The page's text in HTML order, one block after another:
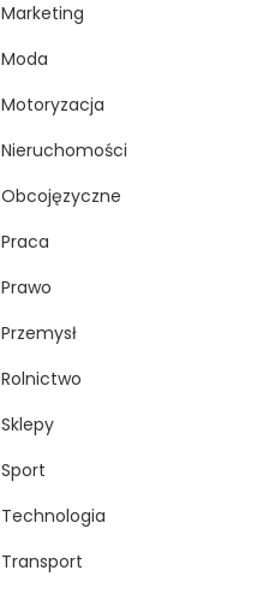
Marketing
Moda
Motoryzacja
Nieruchomości
Obcojęzyczne
Praca
Prawo
Przemysł
Rolnictwo
Sklepy
Sport
Technologia
Transport